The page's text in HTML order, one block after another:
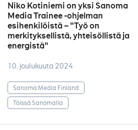
Niko Kotiniemi on yksi Sanoma
Media Trainee -ohjelman
esihenkilöistä – "Työ on
merkityksellistä, yhteisöllistä ja
energistä"
10. joulukuuta 2024
Sanoma Media Finland
Töissä Sanomalla